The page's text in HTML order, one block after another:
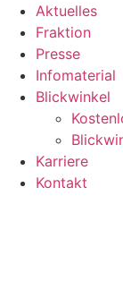
Aktuelles
Fraktion
Presse
Infomaterial
Blickwinkel
Karriere
Kontakt